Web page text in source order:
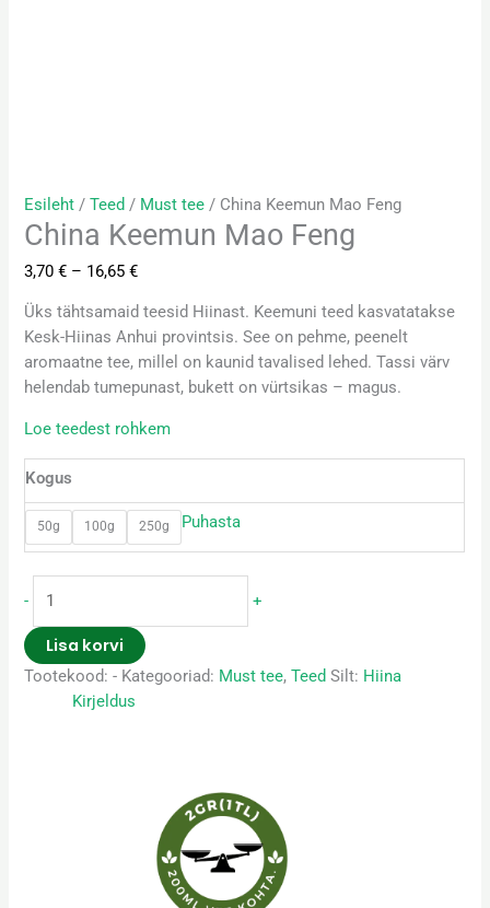
Esileht /Teed / Must tee / China Keemun Mao Feng
China Keemun Mao Feng
3,70€ – 16,65€
Üks tähtsamaid teesid Hiinast. Keemuni teed kasvatatakse
Kesk-Hiinas Anhui provintsis. See on pehme, peenelt
aromaatne tee, millel on kaunid tavalised lehed. Tassi värv
helendab tumepunast, bukett on vürtsikas – magus.
Loe teedest rohkem
Kogus
50g 100g 250g Puhasta
- +
Lisa korvi
Tootekood:- Kategooriad: Must tee,Teed Silt: Hiina
Kirjeldus